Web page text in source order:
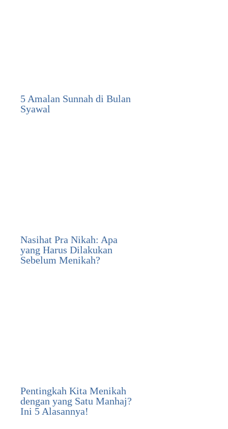
5 Amalan Sunnah di Bulan
Syawal
Nasihat Pra Nikah: Apa
yang Harus Dilakukan
Sebelum Menikah?
Pentingkah Kita Menikah
dengan yang Satu Manhaj?
Ini 5 Alasannya!